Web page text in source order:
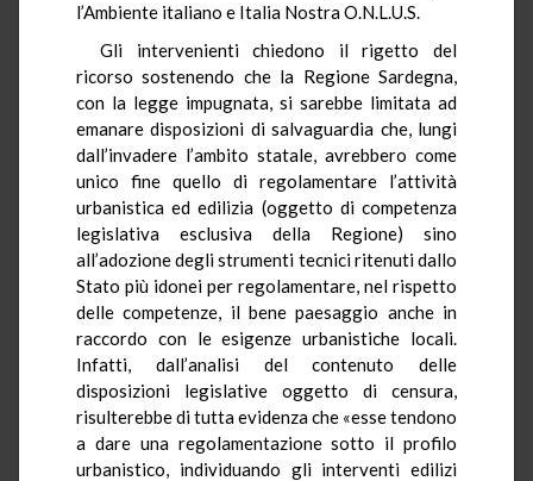
l’Ambiente italiano e Italia Nostra O.N.L.U.S.
Gli intervenienti chiedono il rigetto del
ricorso sostenendo che la Regione Sardegna,
con la legge impugnata, si sarebbe limitata ad
emanare disposizioni di salvaguardia che, lungi
dall’invadere l’ambito statale, avrebbero come
unico fine quello di regolamentare l’attività
urbanistica ed edilizia (oggetto di competenza
legislativa esclusiva della Regione) sino
all’adozione degli strumenti tecnici ritenuti dallo
Stato più idonei per regolamentare, nel rispetto
delle competenze, il bene paesaggio anche in
raccordo con le esigenze urbanistiche locali.
Infatti, dall’analisi del contenuto delle
disposizioni legislative oggetto di censura,
risulterebbe di tutta evidenza che «esse tendono
a dare una regolamentazione sotto il profilo
urbanistico, individuando gli interventi edilizi